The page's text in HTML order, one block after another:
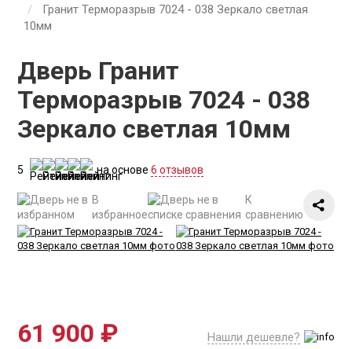
Гранит Терморазрыв 7024 - 038 Зеркало светлая
10мм
Дверь Гранит
Терморазрыв 7024 - 038
Зеркало светлая 10мм
5 на основе6 отзывов
В
избранное
К
сравнению
61 900 ₽ Нашли дешевле?